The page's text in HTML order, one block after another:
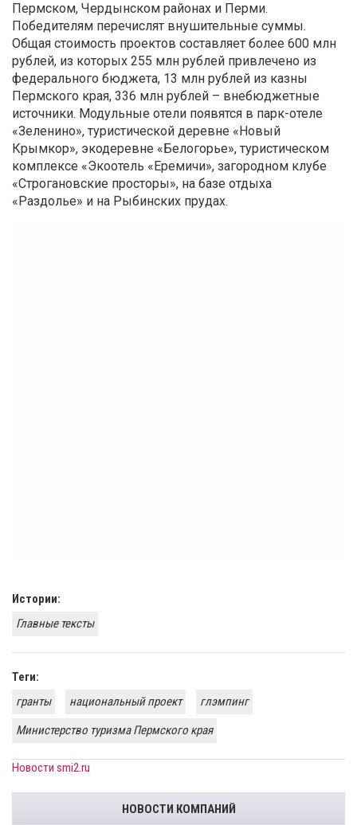
Пермском, Чердынском районах и Перми.
Победителям перечислят внушительные суммы.
Общая стоимость проектов составляет более 600 млн
рублей, из которых 255 млн рублей привлечено из
федерального бюджета, 13 млн рублей из казны
Пермского края, 336 млн рублей – внебюджетные
источники. Модульные отели появятся в парк-отеле
«Зеленино», туристической деревне «Новый
Крымкор», экодеревне «Белогорье», туристическом
комплексе «Экоотель «Еремичи», загородном клубе
«Строгановские просторы», на базе отдыха
«Раздолье» и на Рыбинских прудах.
Истории:
Главные тексты
Теги:
гранты
национальный проект
глэмпинг
Министерство туризма Пермского края
Новости smi2.ru
НОВОСТИ КОМПАНИЙ